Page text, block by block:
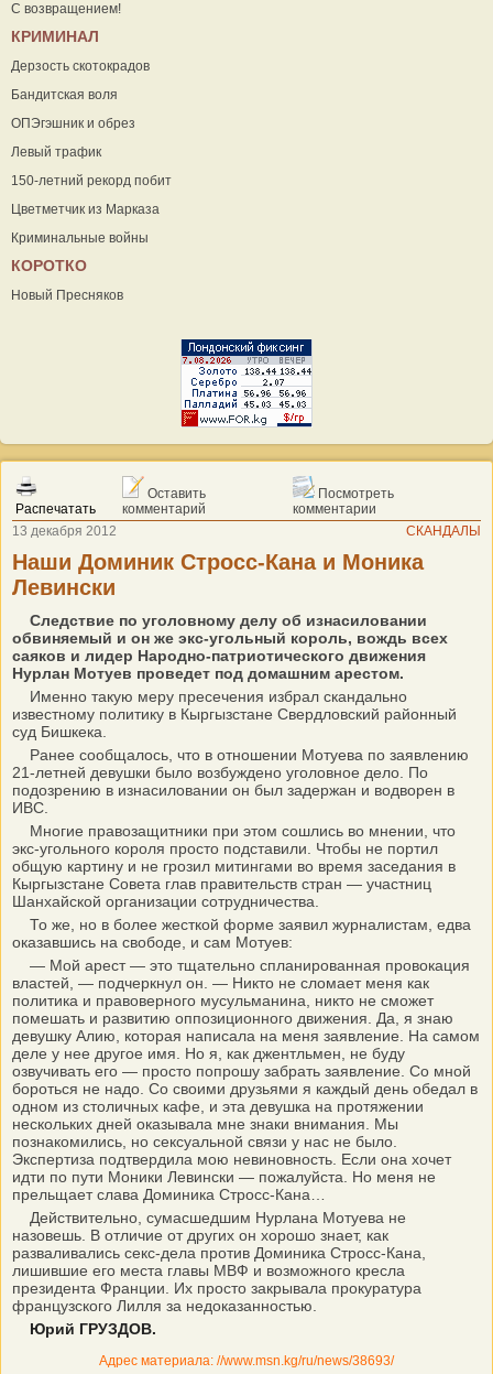
С возвращением!
КРИМИНАЛ
Дерзость скотокрадов
Бандитская воля
ОПЭгэшник и обрез
Левый трафик
150-летний рекорд побит
Цветметчик из Марказа
Криминальные войны
КОРОТКО
Новый Пресняков
Распечатать
Оставить
комментарий
Посмотреть
комментарии
13 декабря 2012
СКАНДАЛЫ
Наши Доминик Стросс-Кана и Моника
Левински
Следствие по уголовному делу об изнасиловании
обвиняемый и он же экс-угольный король, вождь всех
саяков и лидер Народно-патриотического движения
Нурлан Мотуев проведет под домашним арестом.
Именно такую меру пресечения избрал скандально
известному политику в Кыргызстане Свердловский районный
суд Бишкека.
Ранее сообщалось, что в отношении Мотуева по заявлению
21-летней девушки было возбуждено уголовное дело. По
подозрению в изнасиловании он был задержан и водворен в
ИВС.
Многие правозащитники при этом сошлись во мнении, что
экс-угольного короля просто подставили. Чтобы не портил
общую картину и не грозил митингами во время заседания в
Кыргызстане Совета глав правительств стран — участниц
Шанхайской организации сотрудничества.
То же, но в более жесткой форме заявил журналистам, едва
оказавшись на свободе, и сам Мотуев:
— Мой арест — это тщательно спланированная провокация
властей, — подчеркнул он. — Никто не сломает меня как
политика и правоверного мусульманина, никто не сможет
помешать и развитию оппозиционного движения. Да, я знаю
девушку Алию, которая написала на меня заявление. На самом
деле у нее другое имя. Но я, как джентльмен, не буду
озвучивать его — просто попрошу забрать заявление. Со мной
бороться не надо. Со своими друзьями я каждый день обедал в
одном из столичных кафе, и эта девушка на протяжении
нескольких дней оказывала мне знаки внимания. Мы
познакомились, но сексуальной связи у нас не было.
Экспертиза подтвердила мою невиновность. Если она хочет
идти по пути Моники Левински — пожалуйста. Но меня не
прельщает слава Доминика Стросс-Кана…
Действительно, сумасшедшим Нурлана Мотуева не
назовешь. В отличие от других он хорошо знает, как
разваливались секс-дела против Доминика Стросс-Кана,
лишившие его места главы МВФ и возможного кресла
президента Франции. Их просто закрывала прокуратура
французского Лилля за недоказанностью.
Юрий ГРУЗДОВ.
Адрес материала: //www.msn.kg/ru/news/38693/